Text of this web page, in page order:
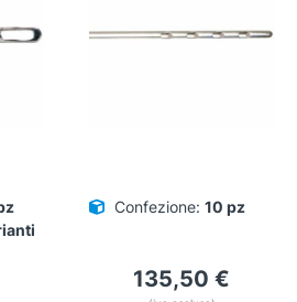
Confezione: 10 pz
135,50 €